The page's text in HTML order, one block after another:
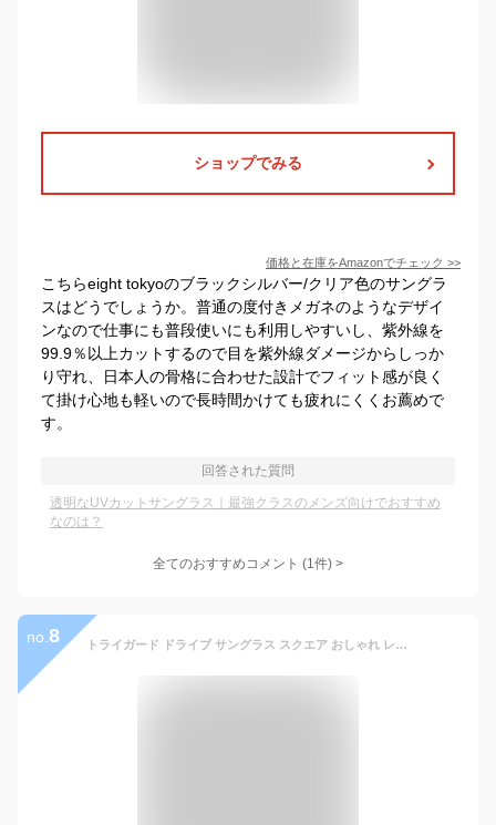
ショップでみる
価格と在庫をAmazonでチェック >>
こちらeight tokyoのブラックシルバー/クリア色のサングラ
スはどうでしょうか。普通の度付きメガネのようなデザイ
ンなので仕事にも普段使いにも利用しやすいし、紫外線を
99.9％以上カットするので目を紫外線ダメージからしっか
り守れ、日本人の骨格に合わせた設計でフィット感が良く
て掛け心地も軽いので長時間かけても疲れにくくお薦めで
す。
回答された質問
透明なUVカットサングラス｜最強クラスのメンズ向けでおすすめ
なのは？
全てのおすすめコメント (1件) >
no. 8 トライガード ドライブ サングラス スクエア おしゃれ レンズ 軽量 色 薄い 透明 クリア 車 昼夜 運転 度なし 光 白内障 uvカット 紫外線 眩しさ まぶしい 窓 おすすめ めがね メガネ 眼鏡 ブルーライト 黄色 イエロー 予防 メンズ レディース uv420 照明 led 対策 軽減